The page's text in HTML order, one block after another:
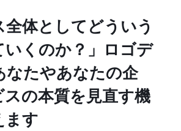
全体としてどういう
いくのか？」ロゴデ
なたやあなたの企
の本質を見直す機
ます